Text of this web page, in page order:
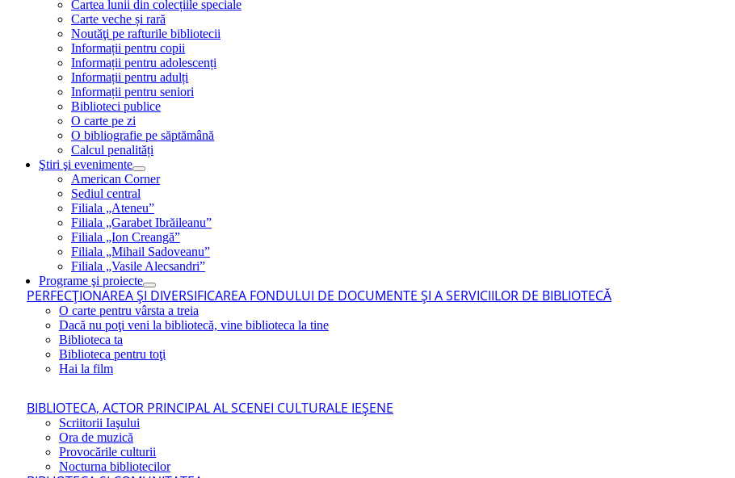
Cartea lunii din colecțiile speciale
Carte veche și rară
Noutăţi pe rafturile bibliotecii
Informații pentru copii
Informații pentru adolescenți
Informații pentru adulți
Informații pentru seniori
Biblioteci publice
O carte pe zi
O bibliografie pe săptămână
Calcul penalități
Ştiri şi evenimente
American Corner
Sediul central
Filiala „Ateneu”
Filiala „Garabet Ibrăileanu”
Filiala „Ion Creangă”
Filiala „Mihail Sadoveanu”
Filiala „Vasile Alecsandri”
Programe şi proiecte
PERFECŢIONAREA ŞI DIVERSIFICAREA FONDULUI DE DOCUMENTE ŞI A SERVICIILOR DE BIBLIOTECĂ
O carte pentru vârsta a treia
Dacă nu poţi veni la bibliotecă, vine biblioteca la tine
Biblioteca ta
Biblioteca pentru toţi
Hai la film
BIBLIOTECA, ACTOR PRINCIPAL AL SCENEI CULTURALE IEŞENE
Scriitorii Iaşului
Ora de muzică
Provocările culturii
Nocturna bibliotecilor